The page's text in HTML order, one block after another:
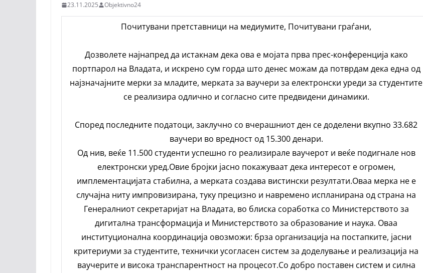
23.11.2025 Objektivno24
Почитувани претставници на медиумите, Почитувани граѓани,
Дозволете најнапред да истакнам дека ова е мојата прва прес-конференција како
портпарол на Владата, и искрено сум горда што денес можам да потврдам дека една од
најзначајните мерки за младите, мерката за ваучери за електронски уреди за студентите
се реализира одлично и согласно сите предвидени динамики.
Според последните податоци, заклучно со вчерашниот ден се доделени вкупно 33.682
ваучери во вредност од 15.300 денари.
Од нив, веќе 11.500 студенти успешно го реализирале ваучерот и веќе подигнале нов
електронски уред.Овие бројки јасно покажуваат дека интересот е огромен,
имплементацијата стабилна, а мерката создава вистински резултати.Оваа мерка не е
случајна ниту импровизирана, туку прецизно и навремено испланирана од страна на
Генералниот секретаријат на Владата, во блиска соработка со Министерството за
дигитална трансформација и Министерството за образование и наука. Оваа
институционална координација овозможи: брза организација на постапките, јасни
критериуми за студентите, технички усогласен систем за доделување и реализација на
ваучерите и висока транспарентност на процесот.Со добро поставен систем и силна